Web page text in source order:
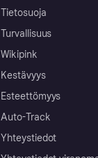
Tietosuoja
Turvallisuus
Wikipink
Kestävyys
Esteettömyys
Auto-Track
Yhteystiedot